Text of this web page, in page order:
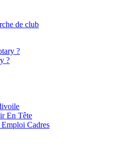
de club
?
?
En Tête
Cadres